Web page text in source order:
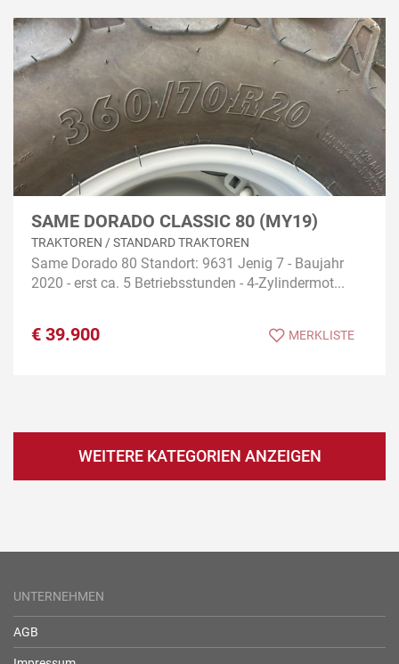
SAME DORADO CLASSIC 80 (MY19)
TRAKTOREN / STANDARD TRAKTOREN
Same Dorado 80 Standort: 9631 Jenig 7 - Baujahr
2020 - erst ca. 5 Betriebsstunden - 4-Zylindermot...
€ 39.900 MERKLISTE
WEITERE KATEGORIEN ANZEIGEN
UNTERNEHMEN
AGB